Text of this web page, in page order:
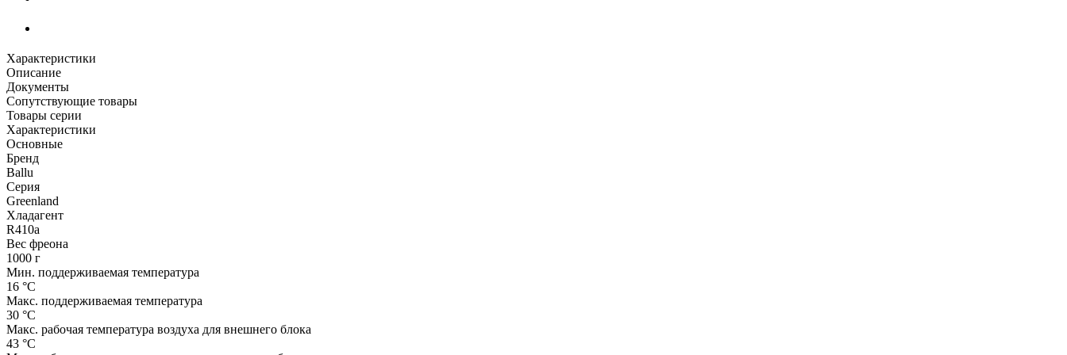
Характеристики
Описание
Документы
Сопутствующие товары
Товары серии
Характеристики
Основные
Бренд
Ballu
Серия
Greenland
Хладагент
R410a
Вес фреона
1000 г
Мин. поддерживаемая температура
16 °С
Макс. поддерживаемая температура
30 °С
Макс. рабочая температура воздуха для внешнего блока
43 °С